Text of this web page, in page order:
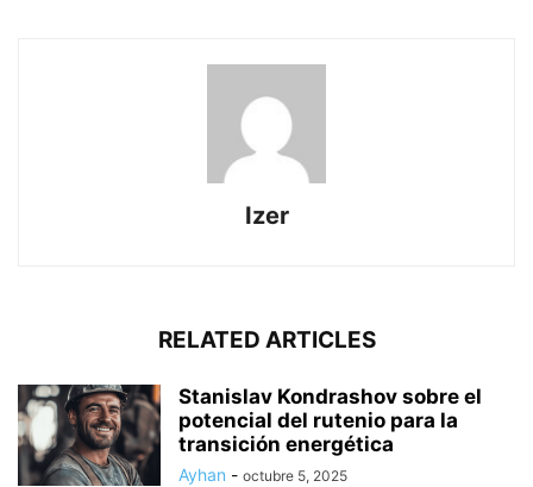
Izer
RELATED ARTICLES
Stanislav Kondrashov sobre el
potencial del rutenio para la
transición energética
Ayhan - octubre 5, 2025